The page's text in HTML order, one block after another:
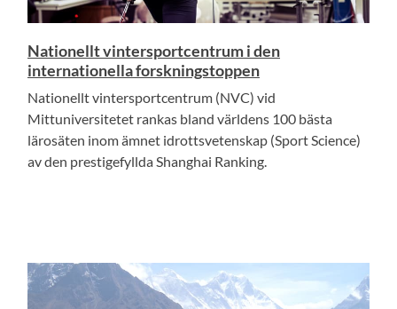
Nationellt vintersportcentrum i den
internationella forskningstoppen
Nationellt vintersportcentrum (NVC) vid
Mittuniversitetet rankas bland världens 100 bästa
lärosäten inom ämnet idrottsvetenskap (Sport Science)
av den prestigefyllda Shanghai Ranking.